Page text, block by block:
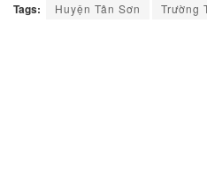
Tags: Huyện Tân Sơn Trường